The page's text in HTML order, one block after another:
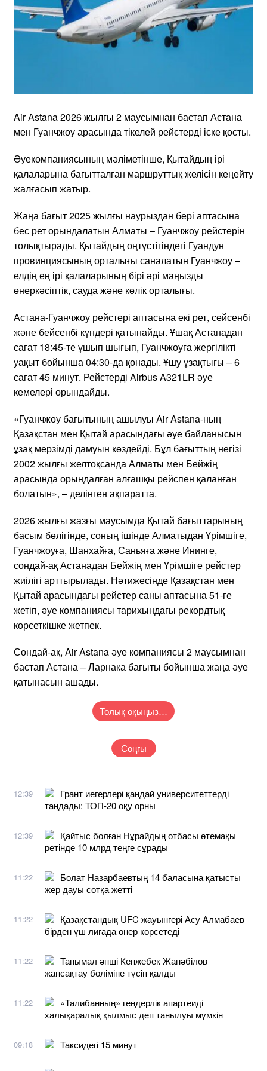
Air Astana 2026 жылғы 2 маусымнан бастап Астана
мен Гуанчжоу арасында тікелей рейстерді іске қосты.
Әуекомпаниясының мәліметінше, Қытайдың ірі
қалаларына бағытталған маршруттық желісін кеңейту
жалғасып жатыр.
Жаңа бағыт 2025 жылғы наурыздан бері аптасына
бес рет орындалатын Алматы – Гуанчжоу рейстерін
толықтырады. Қытайдың оңтүстігіндегі Гуандун
провинциясының орталығы саналатын Гуанчжоу –
елдің ең ірі қалаларының бірі әрі маңызды
өнеркәсіптік, сауда және көлік орталығы.
Астана-Гуанчжоу рейстері аптасына екі рет, сейсенбі
және бейсенбі күндері қатынайды. Ұшақ Астанадан
сағат 18:45-те ұшып шығып, Гуанчжоуға жергілікті
уақыт бойынша 04:30-да қонады. Ұшу ұзақтығы – 6
сағат 45 минут. Рейстерді Airbus A321LR әуе
кемелері орындайды.
«Гуанчжоу бағытының ашылуы Air Astana-ның
Қазақстан мен Қытай арасындағы әуе байланысын
ұзақ мерзімді дамуын көздейді. Бұл бағыттың негізі
2002 жылғы желтоқсанда Алматы мен Бейжің
арасында орындалған алғашқы рейспен қаланған
болатын», – делінген ақпаратта.
2026 жылғы жазғы маусымда Қытай бағыттарының
басым бөлігінде, соның ішінде Алматыдан Үрімшіге,
Гуанчжоуға, Шанхайға, Саньяға және Ининге,
сондай-ақ Астанадан Бейжің мен Үрімшіге рейстер
жиілігі арттырылады. Нәтижесінде Қазақстан мен
Қытай арасындағы рейстер саны аптасына 51-ге
жетіп, әуе компаниясы тарихындағы рекордтық
көрсеткішке жетпек.
Сондай-ақ, Air Astana әуе компаниясы 2 маусымнан
бастап Астана – Ларнака бағыты бойынша жаңа әуе
қатынасын ашады.
Толық оқыңыз…
Соңғы
12:39
Грант иегерлері қандай университеттерді
таңдады: ТОП-20 оқу орны
12:39
Қайтыс болған Нұрайдың отбасы өтемақы
ретінде 10 млрд теңге сұрады
11:22
Болат Назарбаевтың 14 баласына қатысты
жер дауы сотқа жетті
11:22
Қазақстандық UFC жауынгері Асу Алмабаев
бірден үш лигада өнер көрсетеді
11:22
Танымал әнші Кенжебек Жанәбілов
жансақтау бөліміне түсіп қалды
11:22
«Талибанның» гендерлік апартеиді
халықаралық қылмыс деп танылуы мүмкін
09:18 Таксидегі 15 минут